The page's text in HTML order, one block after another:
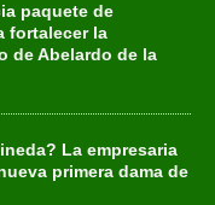
paquete de
fortalecer la
de Abelardo de la
La empresaria
primera dama de